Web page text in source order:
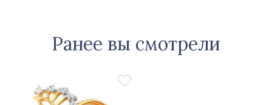
Ранее вы смотрели
